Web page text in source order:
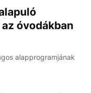
óvodákban
alapprogramjának